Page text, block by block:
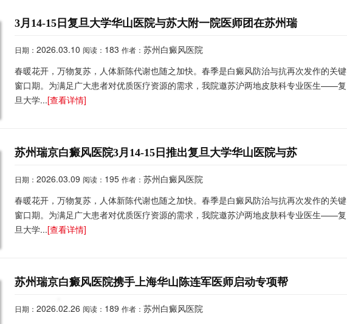
3月14-15日复旦大学华山医院与苏大附一院医师团在苏州瑞
日期：2026.03.10 阅读： 183作者：苏州白癜风医院
春暖花开，万物复苏，人体新陈代谢也随之加快。春季是白癜风防治与抗再次发作的关键
窗口期。为满足广大患者对优质医疗资源的需求，我院邀苏沪两地皮肤科专业医生——复
旦大学...[查看详情]
苏州瑞京白癜风医院3月14-15日推出复旦大学华山医院与苏
日期：2026.03.09 阅读： 195作者：苏州白癜风医院
春暖花开，万物复苏，人体新陈代谢也随之加快。春季是白癜风防治与抗再次发作的关键
窗口期。为满足广大患者对优质医疗资源的需求，我院邀苏沪两地皮肤科专业医生——复
旦大学...[查看详情]
苏州瑞京白癜风医院携手上海华山陈连军医师启动专项帮
日期：2026.02.26 阅读： 189作者：苏州白癜风医院